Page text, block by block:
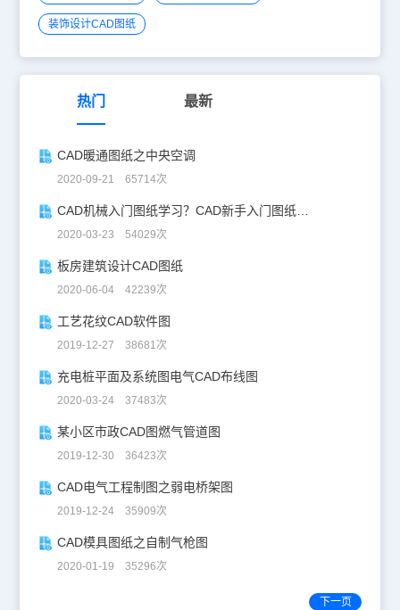
装饰设计CAD图纸
热门 最新
CAD暖通图纸之中央空调
2020-09-21 65714次
CAD机械入门图纸学习？CAD新手入门图纸练习
2020-03-23 54029次
板房建筑设计CAD图纸
2020-06-04 42239次
工艺花纹CAD软件图
2019-12-27 38681次
充电桩平面及系统图电气CAD布线图
2020-03-24 37483次
某小区市政CAD图燃气管道图
2019-12-30 36423次
CAD电气工程制图之弱电桥架图
2019-12-24 35909次
CAD模具图纸之自制气枪图
2020-01-19 35296次
下一页